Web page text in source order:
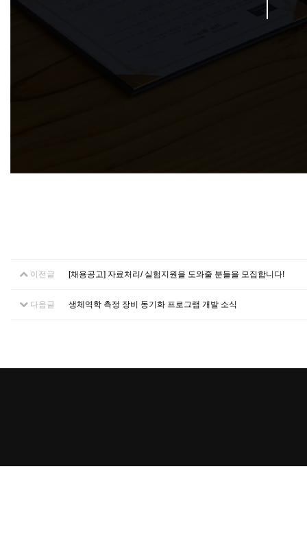
이전글 [채용공고] 자료처리/ 실험지원을 도와줄 분들을 모집합니다!
다음글 생체역학 측정 장비 동기화 프로그램 개발 소식